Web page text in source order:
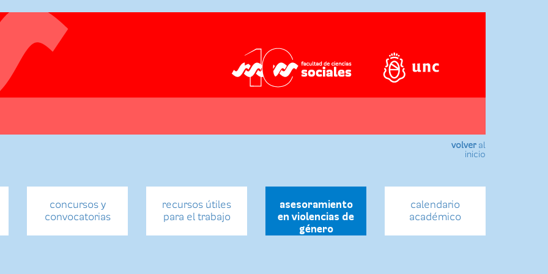
volver al
inicio
concursos y
convocatorias
recursos útiles
para el trabajo
asesoramiento
en violencias de
género
calendario
académico